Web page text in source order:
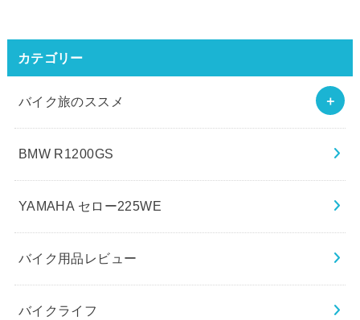
カテゴリー
バイク旅のススメ
BMW R1200GS
YAMAHA セロー225WE
バイク用品レビュー
バイクライフ